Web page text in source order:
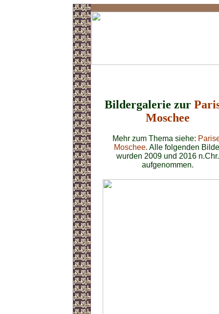
Bildergalerie zur
Moschee
Mehr zum Thema siehe:
Moschee. Alle folgenden
wurden 2009 und 2016 n.Chr.
aufgenommen.